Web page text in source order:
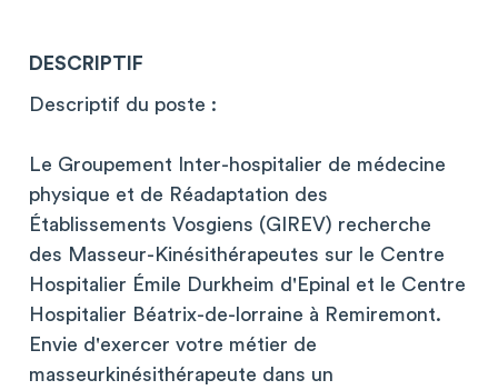
DESCRIPTIF
Descriptif du poste :
Le Groupement Inter-hospitalier de médecine
physique et de Réadaptation des
Établissements Vosgiens (GIREV) recherche
des Masseur-Kinésithérapeutes sur le Centre
Hospitalier Émile Durkheim d'Epinal et le Centre
Hospitalier Béatrix-de-lorraine à Remiremont.
Envie d'exercer votre métier de
masseurkinésithérapeute dans un